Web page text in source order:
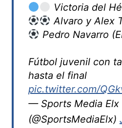
Victoria del
Alvaro y Alex
Pedro Navarro
Fútbol juvenil con
hasta el final
pic.twitter.com/
— Sports Media Elx
(@SportsMediaElx)